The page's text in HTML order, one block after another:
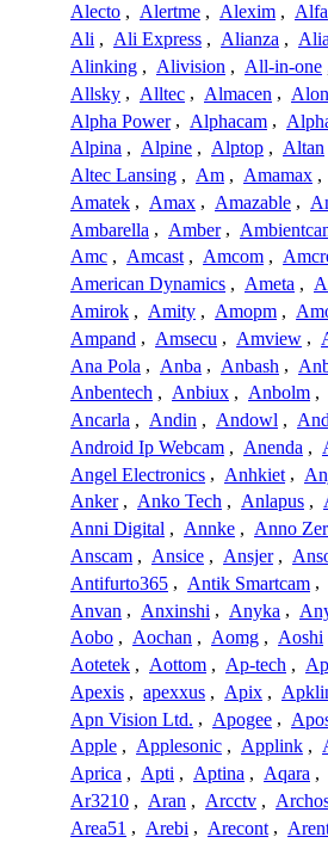
Alecto , Alertme , Alexim , Alfa
Ali , Ali Express , Alianza ,
Alinking , Alivision , All-in-one
Allsky , Alltec , Almacen ,
Alpha Power , Alphacam ,
Alpina , Alpine , Alptop , Altan
Altec Lansing , Am , Amamax ,
Amatek , Amax , Amazable ,
Ambarella , Amber ,
Amc , Amcast , Amcom ,
American Dynamics , Ameta ,
Amirok , Amity , Amopm ,
Ampand , Amsecu , Amview ,
Ana Pola , Anba , Anbash ,
Anbentech , Anbiux , Anbolm ,
Ancarla , Andin , Andowl ,
Android Ip Webcam , Anenda ,
Angel Electronics , Anhkiet ,
Anker , Anko Tech , Anlapus ,
Anni Digital , Annke , Anno
Anscam , Ansice , Ansjer ,
Antifurto365 , Antik Smartcam ,
Anvan , Anxinshi , Anyka ,
Aobo , Aochan , Aomg , Aoshi
Aotetek , Aottom , Ap-tech ,
Apexis , apexxus , Apix ,
Apn Vision Ltd. , Apogee ,
Apple , Applesonic , Applink ,
Aprica , Apti , Aptina , Aqara ,
Ar3210 , Aran , Arcctv ,
Area51 , Arebi , Arecont ,